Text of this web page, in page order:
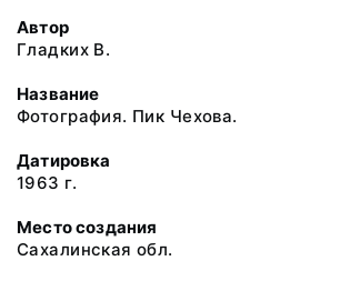
Автор
Гладких В.
Название
Фотография. Пик Чехова.
Датировка
1963 г.
Место создания
Сахалинская обл.